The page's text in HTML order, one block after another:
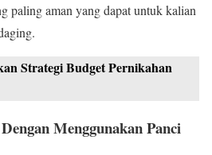
paling aman yang dapat untuk kalian
Strategi Budget Pernikahan
Menggunakan Panci